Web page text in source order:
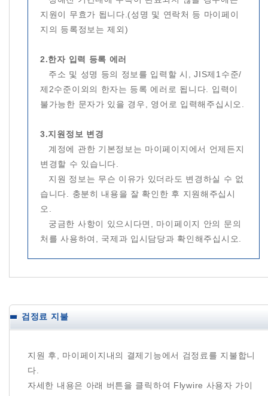
지원이 무효가 됩니다.(성명 및 연락처 등 마이페이
지의 등록정보는 제외)
2.한자 입력 등록 에러
주소 및 성명 등의 정보를 입력할 시, JIS제1수준/
제2수준이외의 한자는 등록 에러로 됩니다. 입력이
불가능한 문자가 있을 경우, 영어로 입력해주십시오.
3.지원정보 변경
계정에 관한 기본정보는 마이페이지에서 언제든지
변경할 수 있습니다.
지원 정보는 무슨 이유가 있더라도 변경하실 수 없
습니다. 충분히 내용을 잘 확인한 후 지원해주십시
오.
궁금한 사항이 있으시다면, 마이페이지 안의 문의
처를 사용하여, 국제과 입시담당과 확인해주십시오.
검정료 지불
지원 후, 마이페이지내의 결제기능에서 검정료를 지불합니
다.
자세한 내용은 아래 버튼을 클릭하여 Flywire 사용자 가이